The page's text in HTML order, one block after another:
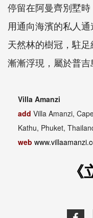
停留在阿曼齊別墅
用通向海濱的私人
天然林的樹冠，駐
漸漸浮現，屬於普吉
Villa Amanzi
add Villa Amanzi,
Kathu, Phuket,
web